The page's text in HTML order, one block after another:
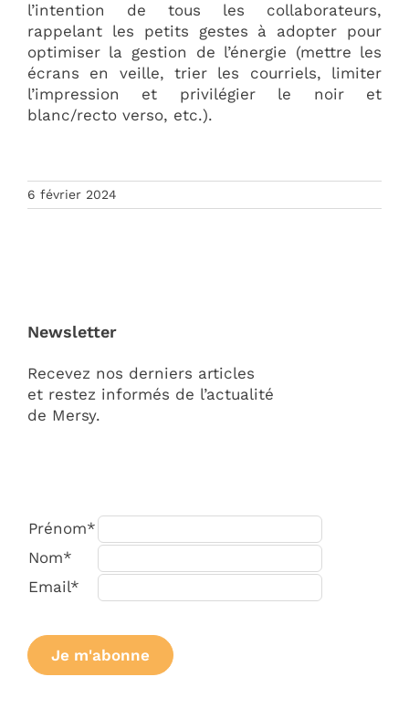
l’intention de tous les collaborateurs,
rappelant les petits gestes à adopter pour
optimiser la gestion de l’énergie (mettre les
écrans en veille, trier les courriels, limiter
l’impression et privilégier le noir et
blanc/recto verso, etc.).
6 février 2024
Newsletter
Recevez nos derniers articles
et restez informés de l’actualité
de Mersy.
Prénom*
Nom*
Email*